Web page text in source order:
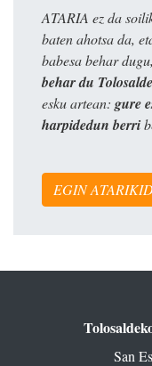
ATARIA ez da
baten ahotsa da,
babesa behar
behar du
esku artean: gure
harpidedun berri
EGIN
San